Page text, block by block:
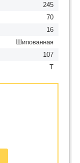
245
70
16
Шипованная
107
T